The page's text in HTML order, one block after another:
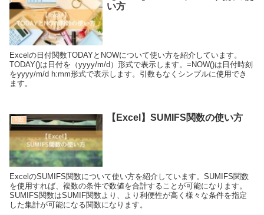
い方
Excelの日付関数TODAYとNOWについて使い方を紹介しています。
TODAY()は日付を（yyyy/m/d）形式で表示します。=NOW()は日付時刻
をyyyy/m/d h:mm形式で表示します。引数もなくシンプルに使用でき
ます。
関数 【Excel】SUMIFS関数の使い方
ExcelのSUMIFS関数について使い方を紹介しています。SUMIFS関数
を使用すれば、複数の条件で数値を合計することが可能になります。
SUMIFS関数はSUMIF関数より、より利便性が高く様々な条件を指定
した集計が可能になる関数になります。